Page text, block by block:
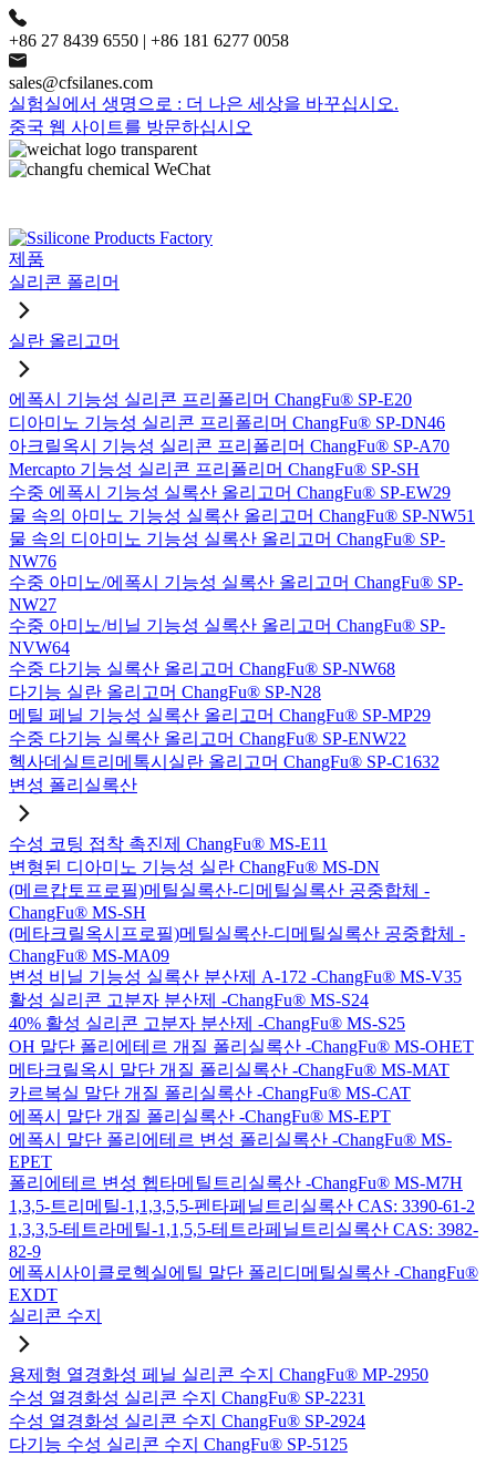
+86 27 8439 6550 | +86 181 6277 0058
sales@cfsilanes.com
실험실에서 생명으로 : 더 나은 세상을 바꾸십시오.
중국 웹 사이트를 방문하십시오
제품
실리콘 폴리머
실란 올리고머
에폭시 기능성 실리콘 프리폴리머 ChangFu® SP-E20
디아미노 기능성 실리콘 프리폴리머 ChangFu® SP-DN46
아크릴옥시 기능성 실리콘 프리폴리머 ChangFu® SP-A70
Mercapto 기능성 실리콘 프리폴리머 ChangFu® SP-SH
수중 에폭시 기능성 실록산 올리고머 ChangFu® SP-EW29
물 속의 아미노 기능성 실록산 올리고머 ChangFu® SP-NW51
물 속의 디아미노 기능성 실록산 올리고머 ChangFu® SP-
NW76
수중 아미노/에폭시 기능성 실록산 올리고머 ChangFu® SP-
NW27
수중 아미노/비닐 기능성 실록산 올리고머 ChangFu® SP-
NVW64
수중 다기능 실록산 올리고머 ChangFu® SP-NW68
다기능 실란 올리고머 ChangFu® SP-N28
메틸 페닐 기능성 실록산 올리고머 ChangFu® SP-MP29
수중 다기능 실록산 올리고머 ChangFu® SP-ENW22
헥사데실트리메톡시실란 올리고머 ChangFu® SP-C1632
변성 폴리실록산
수성 코팅 접착 촉진제 ChangFu® MS-E11
변형된 디아미노 기능성 실란 ChangFu® MS-DN
(메르캅토프로필)메틸실록산-디메틸실록산 공중합체 -
ChangFu® MS-SH
(메타크릴옥시프로필)메틸실록산-디메틸실록산 공중합체 -
ChangFu® MS-MA09
변성 비닐 기능성 실록산 분산제 A-172 -ChangFu® MS-V35
활성 실리콘 고분자 분산제 -ChangFu® MS-S24
40% 활성 실리콘 고분자 분산제 -ChangFu® MS-S25
OH 말단 폴리에테르 개질 폴리실록산 -ChangFu® MS-OHET
메타크릴옥시 말단 개질 폴리실록산 -ChangFu® MS-MAT
카르복실 말단 개질 폴리실록산 -ChangFu® MS-CAT
에폭시 말단 개질 폴리실록산 -ChangFu® MS-EPT
에폭시 말단 폴리에테르 변성 폴리실록산 -ChangFu® MS-
EPET
폴리에테르 변성 헵타메틸트리실록산 -ChangFu® MS-M7H
1,3,5-트리메틸-1,1,3,5,5-펜타페닐트리실록산 CAS: 3390-61-2
1,3,3,5-테트라메틸-1,1,5,5-테트라페닐트리실록산 CAS: 3982-
82-9
에폭시사이클로헥실에틸 말단 폴리디메틸실록산 -ChangFu®
EXDT
실리콘 수지
용제형 열경화성 페닐 실리콘 수지 ChangFu® MP-2950
수성 열경화성 실리콘 수지 ChangFu® SP-2231
수성 열경화성 실리콘 수지 ChangFu® SP-2924
다기능 수성 실리콘 수지 ChangFu® SP-5125